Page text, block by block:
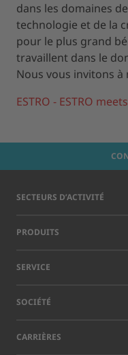
dans les domaines
technologie et de la
pour le plus grand
travaillent dans le
Nous vous invitons
ESTRO - ESTRO
SECTEURS D’ACTIVITÉ
PRODUITS
SERVICE
SOCIÉTÉ
CARRIÈRES